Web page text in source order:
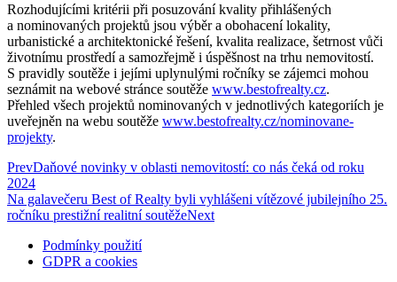
Rozhodujícími kritérii při posuzování kvality přihlášených
a nominovaných projektů jsou výběr a obohacení lokality,
urbanistické a architektonické řešení, kvalita realizace, šetrnost vůči
životnímu prostředí a samozřejmě i úspěšnost na trhu nemovitostí.
S pravidly soutěže i jejími uplynulými ročníky se zájemci mohou
seznámit na webové stránce soutěže www.bestofrealty.cz.
Přehled všech projektů nominovaných v jednotlivých kategoriích je
uveřejněn na webu soutěže www.bestofrealty.cz/nominovane-
projekty.
PrevDaňové novinky v oblasti nemovitostí: co nás čeká od roku
2024
Na galavečeru Best of Realty byli vyhlášeni vítězové jubilejního 25.
ročníku prestižní realitní soutěžeNext
Podmínky použití
GDPR a cookies